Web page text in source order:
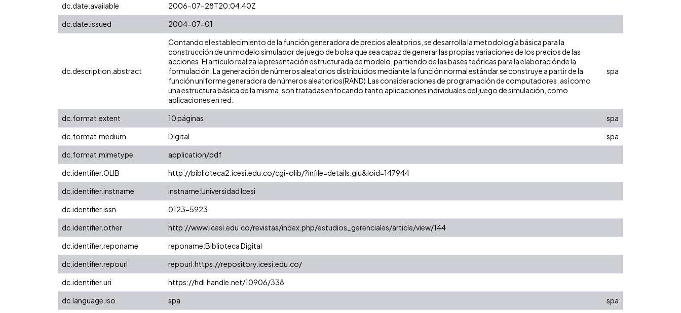
dc.date.available
2006-07-28T20:04:40Z
dc.date.issued
2004-07-01
dc.description.abstract
Contando el establecimiento de la función generadora de precios aleatorios, se desarrolla la metodología básica para la
construcción de un modelo simulador de juego de bolsa que sea capaz de generar las propias variaciones de los precios de las
acciones. El artículo realiza la presentación estructurada de modelo, partiendo de las bases teóricas para la elaboraciónde la
formulación. La generación de números aleatorios distribuidos mediante la función normal estándar se construye a partir de la
función uniforme generadora de números aleatorios(RAND).Las consideraciones de programación de computadores, así como
una estructura básica de la misma, son tratadas enfocando tanto aplicaciones individuales del juego de simulación, como
aplicaciones en red.
spa
dc.format.extent 10 páginas
spa
dc.format.medium
Digital
spa
dc.format.mimetype
application/pdf
dc.identifier.OLIB
http://biblioteca2.icesi.edu.co/cgi-olib/?infile=details.glu&loid=147944
dc.identifier.instname
instname:Universidad Icesi
dc.identifier.issn
0123-5923
dc.identifier.other
http://www.icesi.edu.co/revistas/index.php/estudios_gerenciales/article/view/144
dc.identifier.reponame
reponame:Biblioteca Digital
dc.identifier.repourl
repourl:https://repository.icesi.edu.co/
dc.identifier.uri
https://hdl.handle.net/10906/338
dc.language.iso
spa
spa